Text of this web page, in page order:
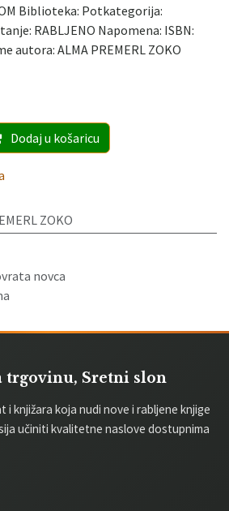
Biblioteka: Potkategorija:
RABLJENO Napomena: ISBN:
autora: ALMA PREMERL ZOKO
Dodaju košaricu
ZOKO
novca
trgovinu, Sretni slon
i knjižara koja nudi nove i rabljene knjige
učiniti kvalitetne naslove dostupnima